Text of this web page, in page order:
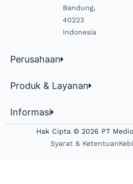
Bandung,
40223
Indonesia
Perusahaan
Produk & Layanan
Informasi
Hak Cipta © 2026 PT
Syarat & Ketentuan